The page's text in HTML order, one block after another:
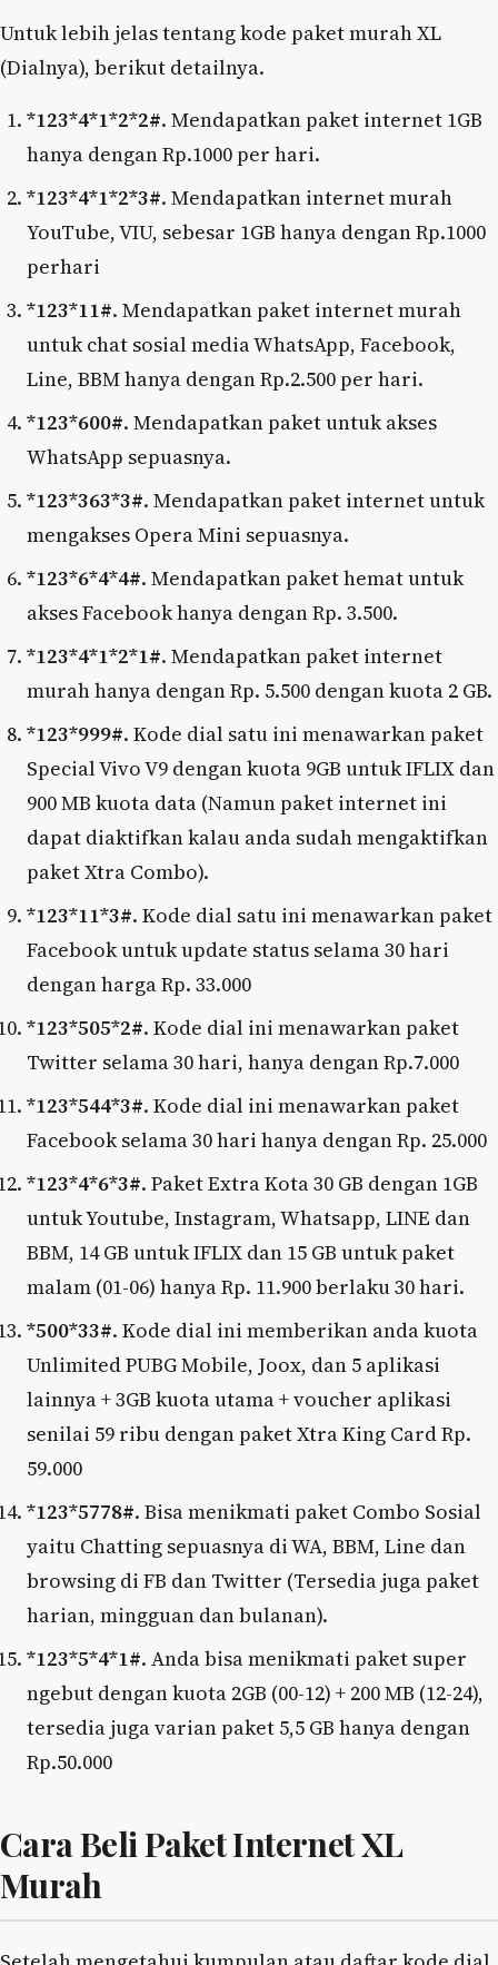
Untuk lebih jelas tentang kode paket murah XL
(Dialnya), berikut detailnya.
*123*4*1*2*2#. Mendapatkan paket internet 1GB
hanya dengan Rp.1000 per hari.
*123*4*1*2*3#. Mendapatkan internet murah
YouTube, VIU, sebesar 1GB hanya dengan Rp.1000
perhari
*123*11#. Mendapatkan paket internet murah
untuk chat sosial media WhatsApp, Facebook,
Line, BBM hanya dengan Rp.2.500 per hari.
*123*600#. Mendapatkan paket untuk akses
WhatsApp sepuasnya.
*123*363*3#. Mendapatkan paket internet untuk
mengakses Opera Mini sepuasnya.
*123*6*4*4#. Mendapatkan paket hemat untuk
akses Facebook hanya dengan Rp. 3.500.
*123*4*1*2*1#. Mendapatkan paket internet
murah hanya dengan Rp. 5.500 dengan kuota 2 GB.
*123*999#. Kode dial satu ini menawarkan paket
Special Vivo V9 dengan kuota 9GB untuk IFLIX dan
900 MB kuota data (Namun paket internet ini
dapat diaktifkan kalau anda sudah mengaktifkan
paket Xtra Combo).
*123*11*3#. Kode dial satu ini menawarkan paket
Facebook untuk update status selama 30 hari
dengan harga Rp. 33.000
*123*505*2#. Kode dial ini menawarkan paket
Twitter selama 30 hari, hanya dengan Rp.7.000
*123*544*3#. Kode dial ini menawarkan paket
Facebook selama 30 hari hanya dengan Rp. 25.000
*123*4*6*3#. Paket Extra Kota 30 GB dengan 1GB
untuk Youtube, Instagram, Whatsapp, LINE dan
BBM, 14 GB untuk IFLIX dan 15 GB untuk paket
malam (01-06) hanya Rp. 11.900 berlaku 30 hari.
*500*33#. Kode dial ini memberikan anda kuota
Unlimited PUBG Mobile, Joox, dan 5 aplikasi
lainnya + 3GB kuota utama + voucher aplikasi
senilai 59 ribu dengan paket Xtra King Card Rp.
59.000
*123*5778#. Bisa menikmati paket Combo Sosial
yaitu Chatting sepuasnya di WA, BBM, Line dan
browsing di FB dan Twitter (Tersedia juga paket
harian, mingguan dan bulanan).
*123*5*4*1#. Anda bisa menikmati paket super
ngebut dengan kuota 2GB (00-12) + 200 MB (12-24),
tersedia juga varian paket 5,5 GB hanya dengan
Rp.50.000
Cara Beli Paket Internet XL
Murah